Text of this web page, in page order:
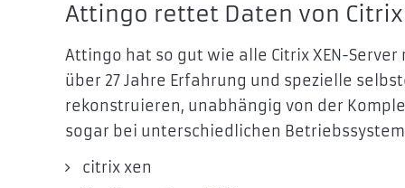
Attingo rettet Daten von
Attingo hat so gut wie alle Citrix XEN-
über 27 Jahre Erfahrung und spezielle
rekonstruieren, unabhängig von der
sogar bei unterschiedlichen
citrix xen